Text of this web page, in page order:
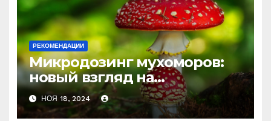
РЕКОМЕНДАЦИИ
Микродозинг мухоморов:
новый взгляд на
психоделику
НОЯ 18, 2024